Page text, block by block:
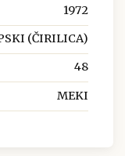
1972
(ČIRILICA)
48
MEKI